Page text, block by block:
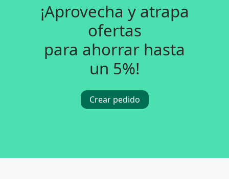
¡Aprovecha y atrapa
ofertas
para ahorrar hasta
un 5%!
Crear pedido